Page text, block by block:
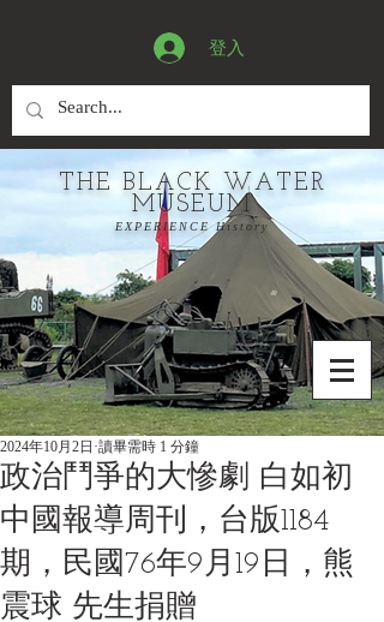
登入
THE BLACK WATER
MUSEUM
EXPERIENCE History
政治鬥爭的大慘劇 白如初
中國報導周刊，台版1184
期，民國76年9月19日，熊
震球 先生捐贈
2024年10月2日 讀畢需時 1 分鐘